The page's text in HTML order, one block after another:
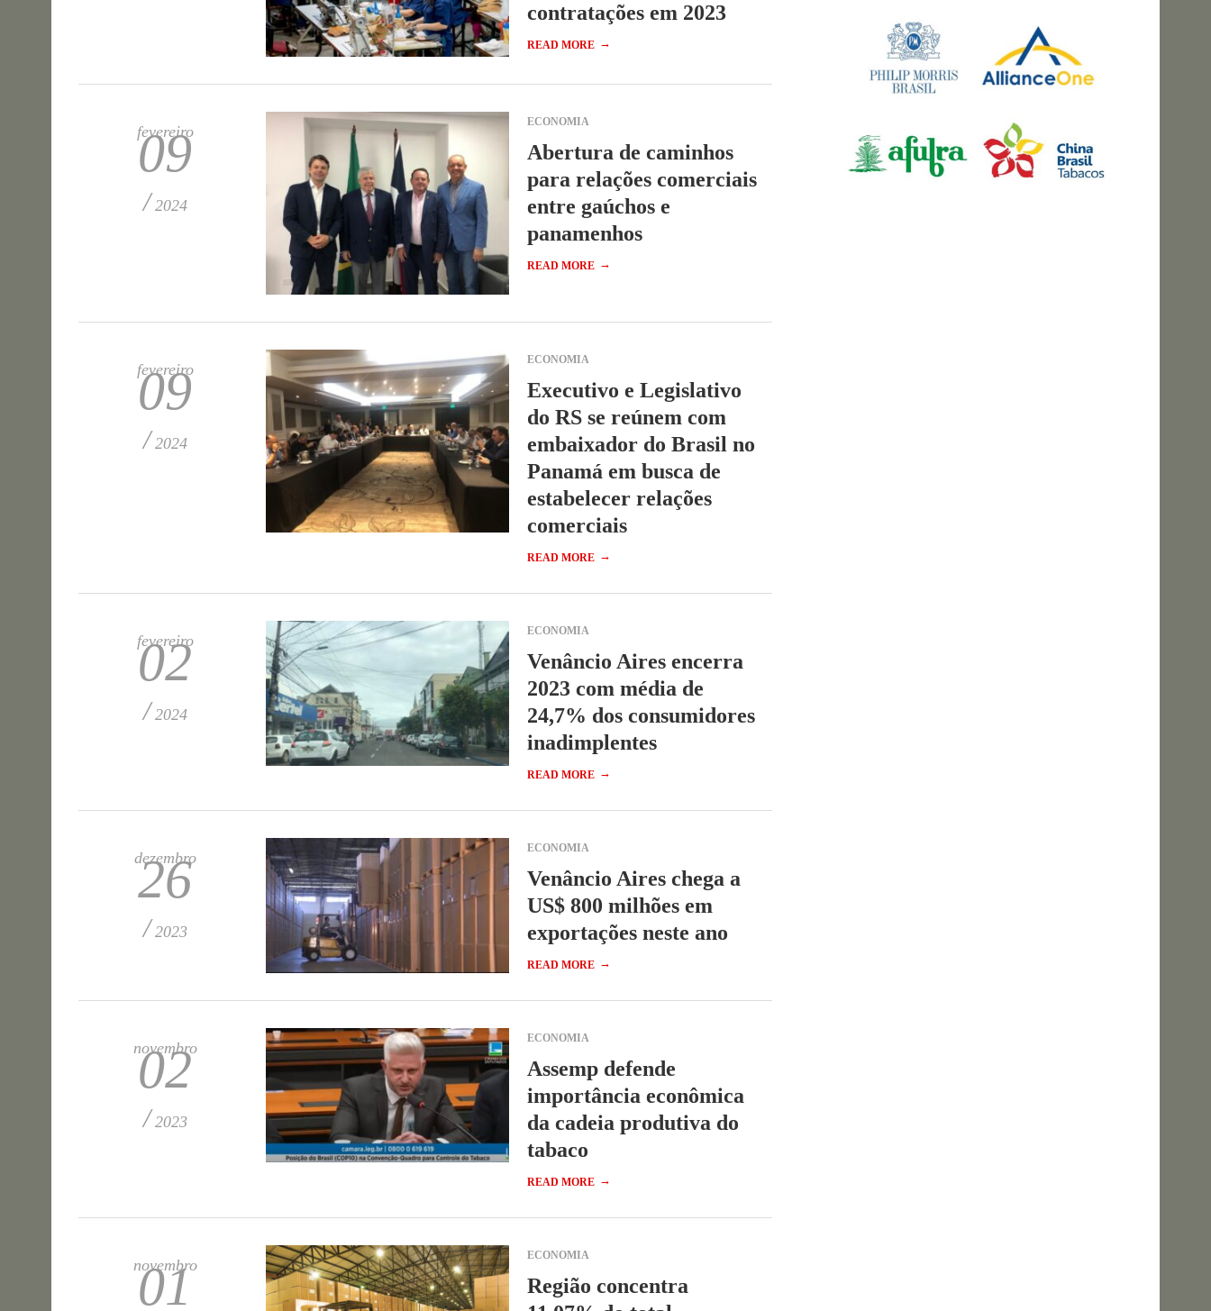
contratações em 2023
READ MORE →
fevereiro
09
/ 2024
ECONOMIA
Abertura de caminhos
para relações comerciais
entre gaúchos e
panamenhos
READ MORE →
fevereiro
09
/ 2024
ECONOMIA
Executivo e Legislativo
do RS se reúnem com
embaixador do Brasil no
Panamá em busca de
estabelecer relações
comerciais
READ MORE →
fevereiro
02
/ 2024
ECONOMIA
Venâncio Aires encerra
2023 com média de
24,7% dos consumidores
inadimplentes
READ MORE →
dezembro
26
/ 2023
ECONOMIA
Venâncio Aires chega a
US$ 800 milhões em
exportações neste ano
READ MORE →
novembro
02
/ 2023
ECONOMIA
Assemp defende
importância econômica
da cadeia produtiva do
tabaco
READ MORE →
novembro
01
ECONOMIA
Região concentra